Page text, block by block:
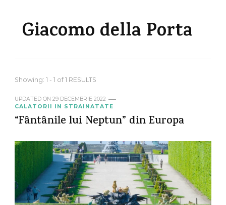
Giacomo della Porta
Showing: 1 - 1 of 1 RESULTS
UPDATED ON 29 DECEMBRIE 2022
CALATORII IN STRAINATATE
“Fântânile lui Neptun” din Europa